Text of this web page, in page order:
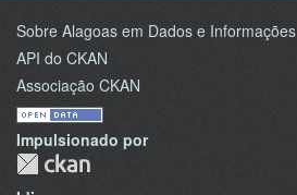
Sobre Alagoas em Dados e Informações
API do CKAN
Associação CKAN
Impulsionado por